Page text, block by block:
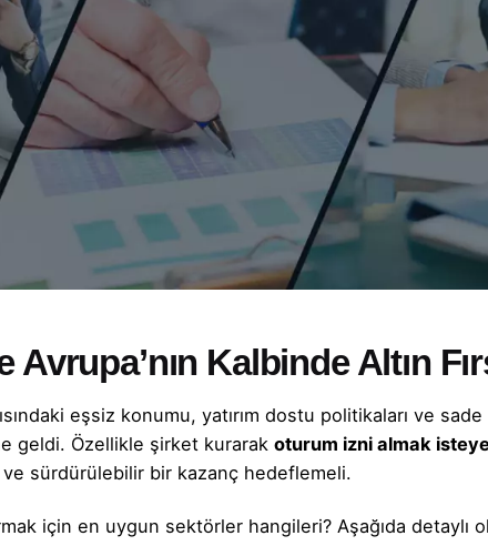
Kalbinde Altın
eşsiz konumu, yatırım dostu politikaları ve
geldi. Özellikle şirket kurarak oturum izni almak
sürdürülebilir bir kazanç hedeflemeli.
için en uygun sektörler hangileri? Aşağıda detaylı